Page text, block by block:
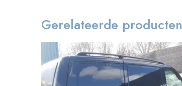
Gerelateerde producten